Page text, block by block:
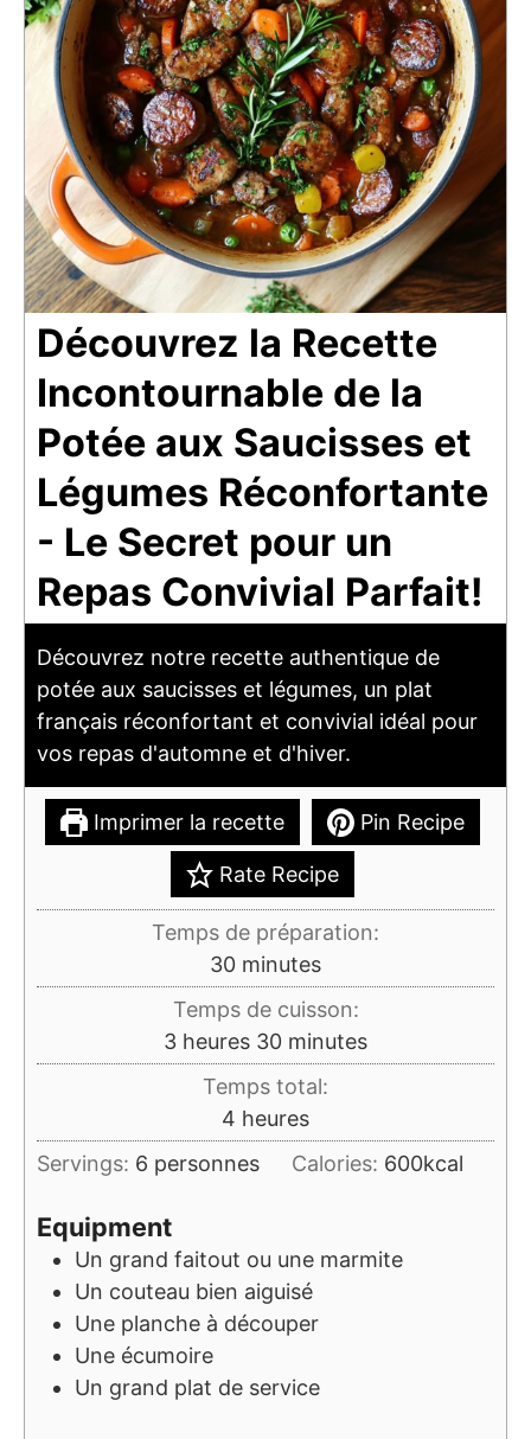
Découvrez la Recette
Incontournable de la
Potée aux Saucisses et
Légumes Réconfortante
- Le Secret pour un
Repas Convivial Parfait!
Découvrez notre recette authentique de
potée aux saucisses et légumes, un plat
français réconfortant et convivial idéal pour
vos repas d'automne et d'hiver.
Imprimer la recette Pin Recipe
Rate Recipe
Temps de préparation:
30minutes
minutes
Temps de cuisson:
3heures
heures 30minutes
minutes
Temps total:
4 heures
heures
Servings: 6 personnes Calories: 600kcal
Equipment
Un grand faitout ou une marmite
Un couteau bien aiguisé
Une planche à découper
Une écumoire
Un grand plat de service